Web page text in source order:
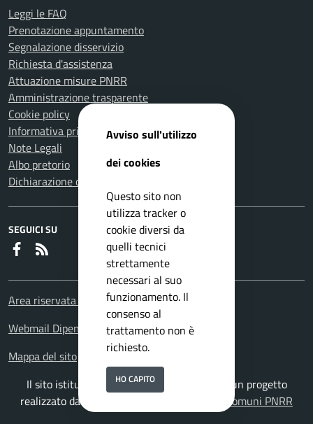
Leggi le FAQ
Prenotazione appuntamento
Segnalazione disservizio
Richiesta d'assistenza
Attuazione misure PNRR
Amministrazione trasparente
Cookie policy
Informativa privacy
Note Legali
Albo pretorio
Dichiarazione di accessibilità
SEGUICI SU
Faceboook
Area riservata Dipendenti
Webmail Dipendenti
Mappa del sito
Il sito istituzionale del Comune di Velletri è un progetto
realizzato da
Soluzione Comuni PNRR
Avviso sull'utilizzo
dei cookies
Questo sito non
utilizza tracker o
cookie diversi da
quelli tecnici
strettamente
necessari al suo
funzionamento. Il
consenso al
trattamento non è
richiesto.
HO CAPITO